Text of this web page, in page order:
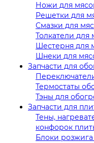
Ножи для
Решетки для
Смазки для
Толкатели для
Шестерня для
Шнеки для
Запчасти для
Термостаты
Тэны для
Запчасти для
Тены,
конфорок
Блоки